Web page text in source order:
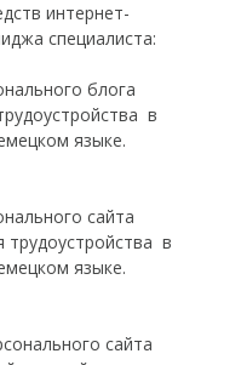
интернет-
специалиста:
блога
в
языке.
сайта
в
языке.
сайта